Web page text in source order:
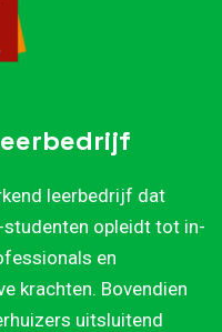
leerbedrijf dat
studenten opleidt tot in-
en
krachten. Bovendien
uitsluitend